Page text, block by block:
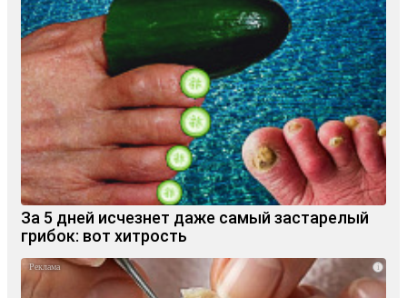
За 5 дней исчезнет даже самый застарелый
грибок: вот хитрость
i